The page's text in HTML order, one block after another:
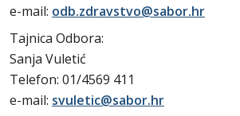
e-mail: odb.zdravstvo@sabor.hr
Tajnica Odbora:
Sanja Vuletić
Telefon: 01/4569 411
e-mail: svuletic@sabor.hr